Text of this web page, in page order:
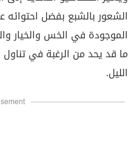
الشعور بالشبع بفضل احتوائه
الموجودة في الخس والخيار
ما قد يحد من الرغبة في
الليل.